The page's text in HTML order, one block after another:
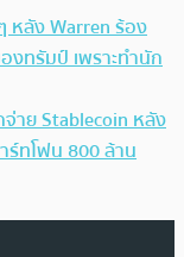
หลัง Warren ร้อง
งทรัมป์ เพราะทำนัก
าย Stablecoin หลัง
ร์ทโฟน 800 ล้าน